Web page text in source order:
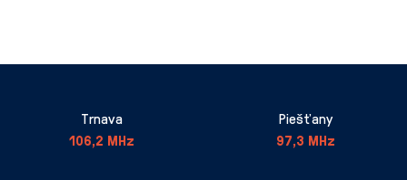
Trnava
106,2 MHz
Piešťany
97,3 MHz